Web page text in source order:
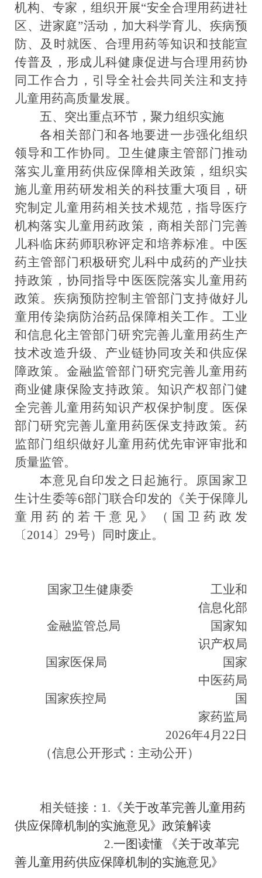
机构、专家，组织开展“安全合理用药进社
区、进家庭”活动，加大科学育儿、疾病预
防、及时就医、合理用药等知识和技能宣
传普及
，形成儿科健康促进与合理用药协
同工作合力，引导全社会共同关注和支持
儿童用药高质量发展。
五、突出重点环节，聚力组织实施
各相关部门和各地要进一步强化组织
领导和工作协同。卫生健康主管部门推动
落实儿童用药供应保障相关政策， 组织实
施儿童用药研发相关的科技重大项目，研
究制定儿童用药相关技术规范，指导医疗
机构落实儿童用药政策， 商相关部门完善
儿科临床药师职称评定和培养标准 。中医
药主管部门积极研究儿科中成药的产业扶
持政策，协同指导中医医院落实儿童用药
政策。疾病预防控制主管部门支持做好儿
童用传染病防治药品保障相关工作。工业
和信息化主管部门研究完善儿童用药生产
技术改造升级、产业链协同攻关和供应保
障政策。 金融监管部门研究完善儿童用药
商业健康保险支持政策。知识产权部门健
全完善儿童用药知识产权保护制度。
医保
部门研究完善儿童用药医保支持政策。药
监部门组织做好儿童用药优先审评审批和
质量监管。
本意见自印发之日起施行。 原国家卫
生计生委等6部门联合印发的《关于保障儿
童用药的若干意见》（国卫药政发
〔2014〕 29号）同时废止。
国家卫生健康委
工业和
信息化部
金融监管总局
国家知
识产权局
国家医保局
国家
中医药局
国家疾控局
国
家药监局
2026年4月 22 日
（信息公开形式：主动公开）
相关链接：1. 《关于改革完善儿童用药
供应保障机制的实施意见》政策解读
2.一图读懂 《关于改革完
善儿童用药供应保障机制的实施意见》